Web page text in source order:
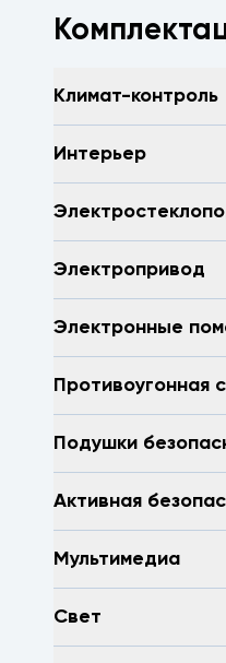
Климат-контроль
Интерьер
Электропривод
Электронные
Противоугонная
Подушки
Активная
Мультимедиа
Свет